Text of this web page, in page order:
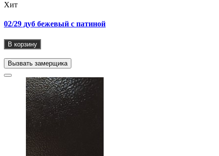
Хит
02/29 дуб бежевый с патиной
В корзину
Вызвать замерщика